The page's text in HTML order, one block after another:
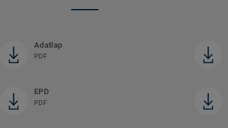
Adatlap
PDF
EPD
PDF